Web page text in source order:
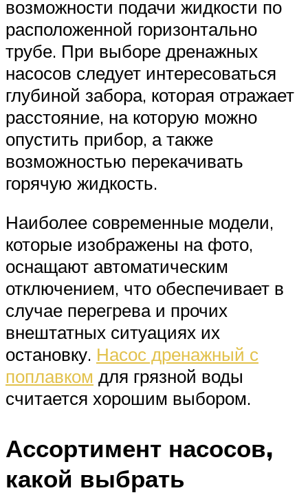
возможности подачи жидкости по
расположенной горизонтально
трубе. При выборе дренажных
насосов следует интересоваться
глубиной забора, которая отражает
расстояние, на которую можно
опустить прибор, а также
возможностью перекачивать
горячую жидкость.
Наиболее современные модели,
которые изображены на фото,
оснащают автоматическим
отключением, что обеспечивает в
случае перегрева и прочих
внештатных ситуациях их
остановку. Насос дренажный с
поплавком для грязной воды
считается хорошим выбором.
Ассортимент насосов,
какой выбрать